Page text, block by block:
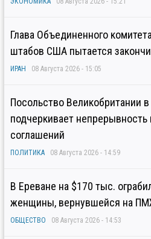
Глава Объединенного
штабов США пытается
ИРАН 08 Августа 2026 - 15:05
Посольство Великобритании
подчеркивает непрерывность
соглашений
ПОЛИТИКА 08 Августа 2026 - 14:59
В Ереване на $170 тыс.
женщины, вернувшейся на
ОБЩЕСТВО 08 Августа 2026 - 14:53